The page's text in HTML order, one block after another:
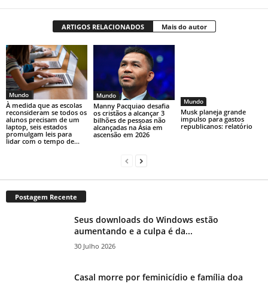
ARTIGOS RELACIONADOS Mais do autor
Mundo
À medida que as escolas
reconsideram se todos os
alunos precisam de um
laptop, seis estados
promulgam leis para
lidar com o tempo de...
Mundo
Manny Pacquiao desafia
os cristãos a alcançar 3
bilhões de pessoas não
alcançadas na Ásia em
ascensão em 2026
Mundo
Musk planeja grande
impulso para gastos
republicanos: relatório
Postagem Recente
Seus downloads do Windows estão
aumentando e a culpa é da...
30 Julho 2026
Casal morre por feminicídio e família doa